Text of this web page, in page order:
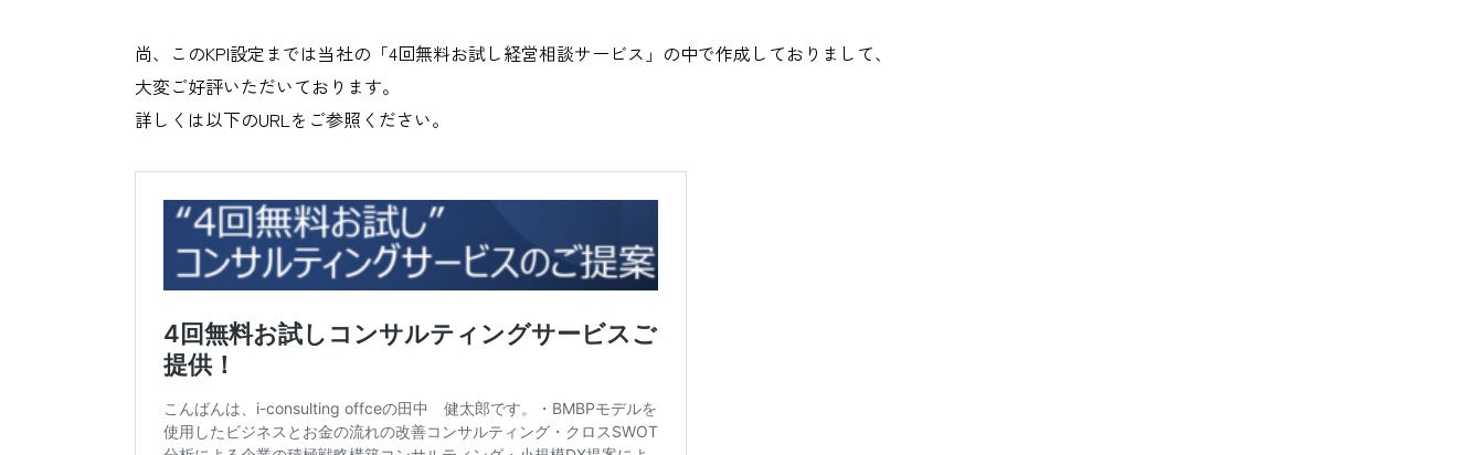
尚、このKPI設定までは当社の「4回無料お試し経営相談サービス」の中で作成しておりまして、
大変ご好評いただいております。
詳しくは以下のURLをご参照ください。